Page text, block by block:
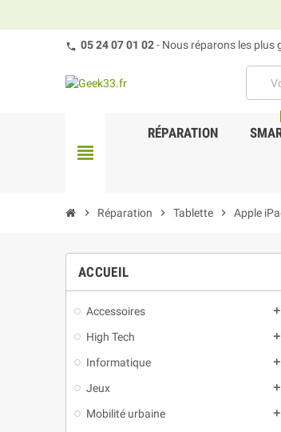
05 24 07 01 02- Nous réparons les plus
view_headline
RÉPARATION
chevron_right Réparation chevron_right Tablette chevron_right Apple
ACCUEIL
Accessoires add
High Tech add
Informatique add
Jeux add
Mobilité urbaine add